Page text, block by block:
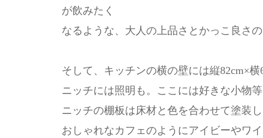
が飲みたく
なるような、大人の上品さとかっこ良さ
そして、キッチンの横の壁には縦82cm×
ニッチには照明も。ここには好きな小物
ニッチの棚板は床材と色を合わせて塗装
おしゃれなカフェのようにアイビーやワ